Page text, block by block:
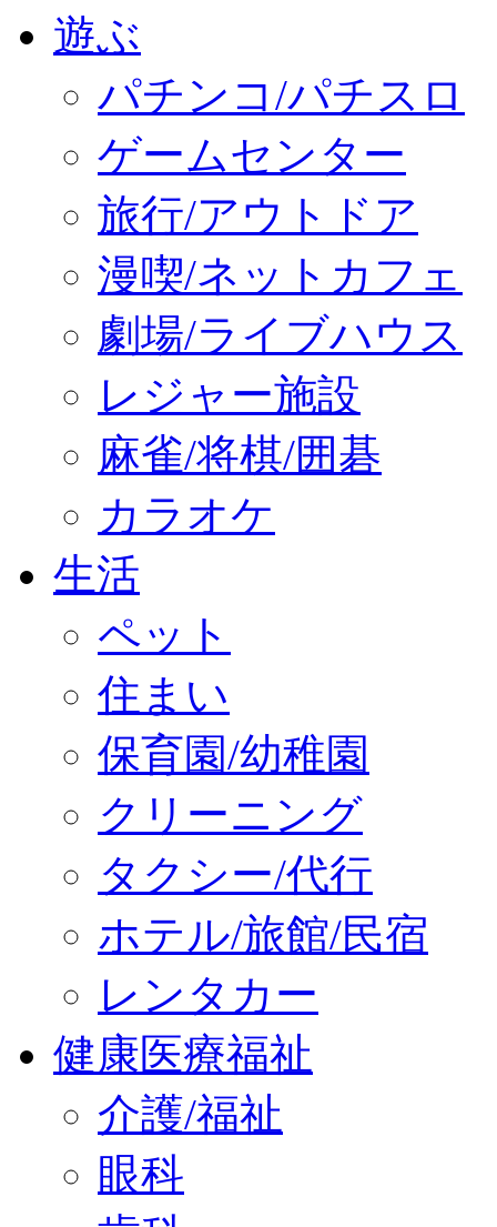
遊ぶ
パチンコ/パチスロ
ゲームセンター
旅行/アウトドア
漫喫/ネットカフェ
劇場/ライブハウス
レジャー施設
麻雀/将棋/囲碁
カラオケ
生活
ペット
住まい
保育園/幼稚園
クリーニング
タクシー/代行
ホテル/旅館/民宿
レンタカー
健康医療福祉
介護/福祉
眼科